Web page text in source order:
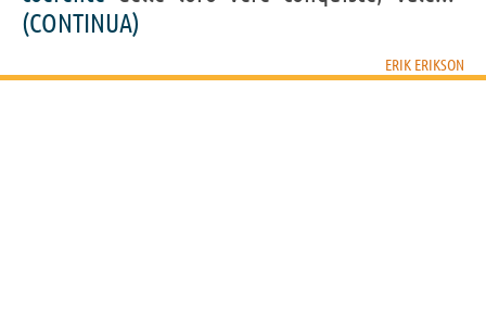
(CONTINUA)
ERIK ERIKSON